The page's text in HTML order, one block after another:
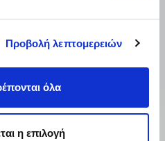
Προβολή λεπτομερειών
όλα
η επιλογή